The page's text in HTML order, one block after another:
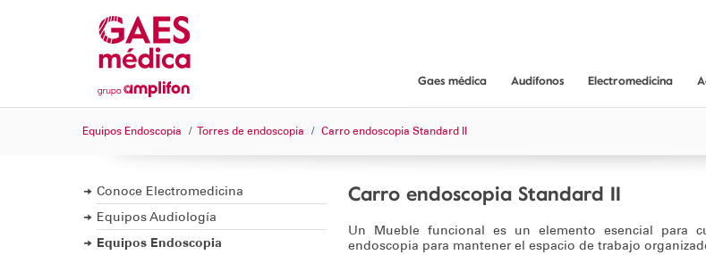
Gaes médica
Gaes médica
¿Dónde encontrarnos?
Audífonos Electromedicina
Equipos
Consumibles
Audiometría conductual Dr.
Equipos Endoscopia
Torres de endoscopia Carro endoscopia Standard II
Conoce Electromedicina
Equipos Audiología
Equipos Endoscopia
Carro endoscopia Standard II
Un Mueble funcional es un elemento esencial para
endoscopia para mantener el espacio de trabajo